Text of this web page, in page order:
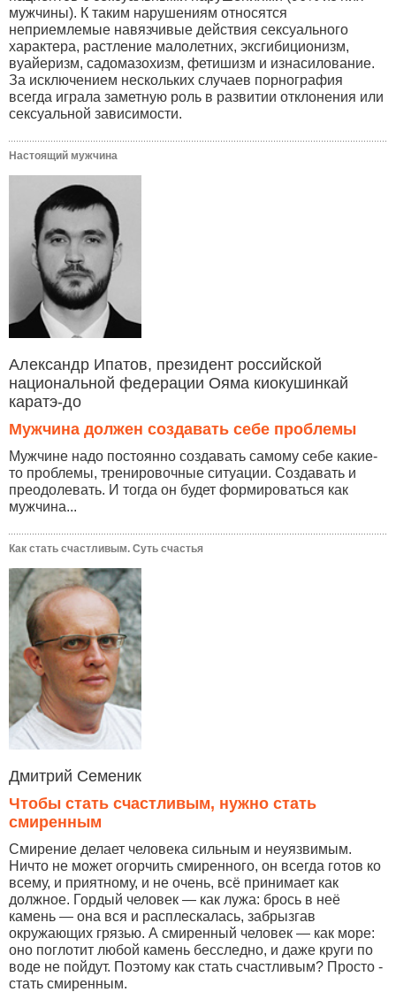
мужчины). К таким нарушениям относятся
неприемлемые навязчивые действия сексуального
характера, растление малолетних, эксгибиционизм,
вуайеризм, садомазохизм, фетишизм и изнасилование.
За исключением нескольких случаев порнография
всегда играла заметную роль в развитии отклонения или
сексуальной зависимости.
Настоящий мужчина
Александр Ипатов, президент российской
национальной федерации Ояма киокушинкай
каратэ-до
Мужчина должен создавать себе проблемы
Мужчине надо постоянно создавать самому себе какие-
то проблемы, тренировочные ситуации. Создавать и
преодолевать. И тогда он будет формироваться как
мужчина...
Как стать счастливым. Суть счастья
Дмитрий Семеник
Чтобы стать счастливым, нужно стать
смиренным
Смирение делает человека сильным и неуязвимым.
Ничто не может огорчить смиренного, он всегда готов ко
всему, и приятному, и не очень, всё принимает как
должное. Гордый человек — как лужа: брось в неё
камень — она вся и расплескалась, забрызгав
окружающих грязью. А смиренный человек — как море:
оно поглотит любой камень бесследно, и даже круги по
воде не пойдут. Поэтому как стать счастливым? Просто -
стать смиренным.